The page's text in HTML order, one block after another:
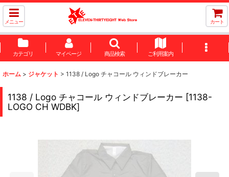
メニュー カート
カテゴリ マイページ 商品検索 ご利用案内
ホーム > ジャケット > 1138 / Logo チャコール ウィンドブレーカー
1138 / Logo チャコール ウィンドブレーカー [1138-
LOGO CH WDBK]